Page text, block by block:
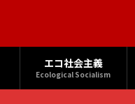
エコ社会主義
Ecological Socialism